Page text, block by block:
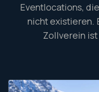
Eventlocations,
nicht existieren.
Zollverein ist